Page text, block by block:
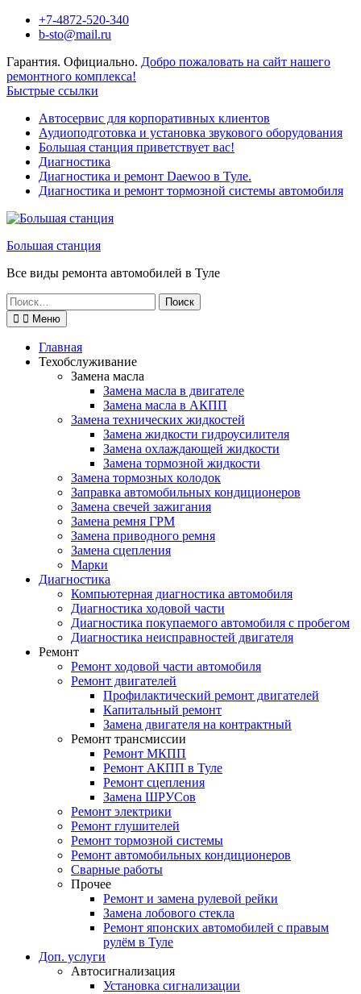
Перейти+7-4872-520-340
b-sto@mail.ru
Гарантия. Официально. Добро пожаловать на сайт нашего
ремонтного комплекса!
Быстрые ссылки
Автосервис для корпоративных клиентов
Аудиоподготовка и установка звукового оборудования
Большая станция приветствует вас!
Диагностика
Диагностика и ремонт Daewoo в Туле.
Диагностика и ремонт тормозной системы автомобиля
Большая станция
Все виды ремонта автомобилей в Туле
Поиск
по:
Меню
Главная
Техобслуживание
Замена масла
Замена масла в двигателе
Замена масла в АКПП
Замена технических жидкостей
Замена жидкости гидроусилителя
Замена охлаждающей жидкости
Замена тормозной жидкости
Замена тормозных колодок
Заправка автомобильных кондиционеров
Замена свечей зажигания
Замена ремня ГРМ
Замена приводного ремня
Замена сцепления
Марки
Диагностика
Компьютерная диагностика автомобиля
Диагностика ходовой части
Диагностика покупаемого автомобиля с пробегом
Диагностика неисправностей двигателя
Ремонт
Ремонт ходовой части автомобиля
Ремонт двигателей
Профилактический ремонт двигателей
Капитальный ремонт
Замена двигателя на контрактный
Ремонт трансмиссии
Ремонт МКПП
Ремонт АКПП в Туле
Ремонт сцепления
Замена ШРУСов
Ремонт электрики
Ремонт глушителей
Ремонт тормозной системы
Ремонт автомобильных кондиционеров
Сварные работы
Прочее
Ремонт и замена рулевой рейки
Замена лобового стекла
Ремонт японских автомобилей с правым
рулём в Туле
Доп. услуги
Автосигнализация
Установка сигнализации